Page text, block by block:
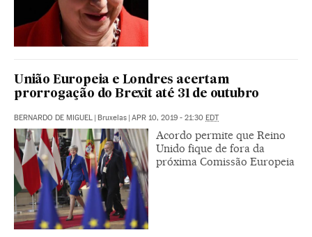
União Europeia e Londres acertam
prorrogação do Brexit até 31 de outubro
BERNARDO DE MIGUEL Bruxelas APR 10, 2019 - 21:30 EDT
Acordo permite que Reino
Unido fique de fora da
próxima Comissão Europeia